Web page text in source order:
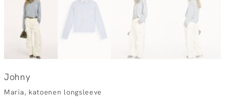
Johny
Maria, katoenen longsleeve